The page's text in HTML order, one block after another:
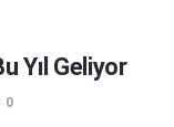
Yıl Geliyor
0